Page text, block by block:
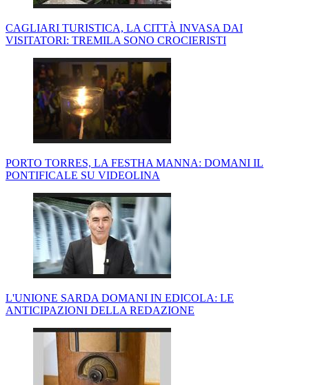
CAGLIARI TURISTICA, LA CITTÀ INVASA DAI
VISITATORI: TREMILA SONO CROCIERISTI
PORTO TORRES, LA FESTHA MANNA: DOMANI IL
PONTIFICALE SU VIDEOLINA
L'UNIONE SARDA DOMANI IN EDICOLA: LE
ANTICIPAZIONI DELLA REDAZIONE